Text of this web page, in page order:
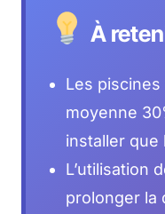
À
Les
moyenne
installer que
L’utilisation
prolonger la